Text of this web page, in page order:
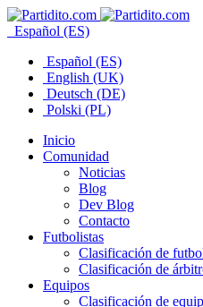
Español (ES)
Español (ES)
English (UK)
Deutsch (DE)
Polski (PL)
Inicio
Comunidad
Noticias
Blog
Dev Blog
Contacto
Futbolistas
Clasificación de
Clasificación de
Equipos
Clasificación de